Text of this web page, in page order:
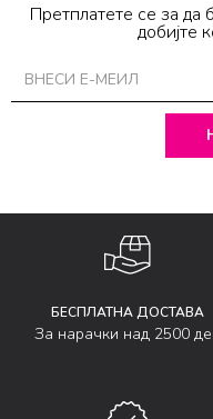
Претплатете се за да
добијте
БЕСПЛАТНА ДОСТАВА
За нарачки над 2500